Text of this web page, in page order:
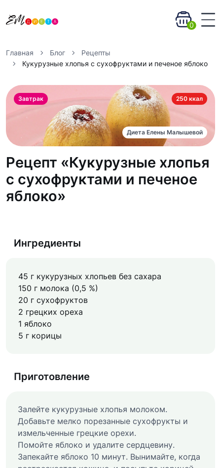
0
Главная Блог
Рецепты
Кукурузные хлопья с сухофруктами и печеное яблоко
250 ккал
Завтрак
Диета Елены Малышевой
Рецепт «Кукурузные хлопья
с сухофруктами и печеное
яблоко»
Ингредиенты
45 г кукурузных хлопьев без сахара
150 г молока (0,5 %)
20 г сухофруктов
2 грецких ореха
1 яблоко
5 г корицы
Приготовление
Залейте кукурузные хлопья молоком.
Добавьте мелко порезанные сухофрукты и
измельченные грецкие орехи.
Помойте яблоко и удалите сердцевину.
Запекайте яблоко 10 минут. Вынимайте, когда